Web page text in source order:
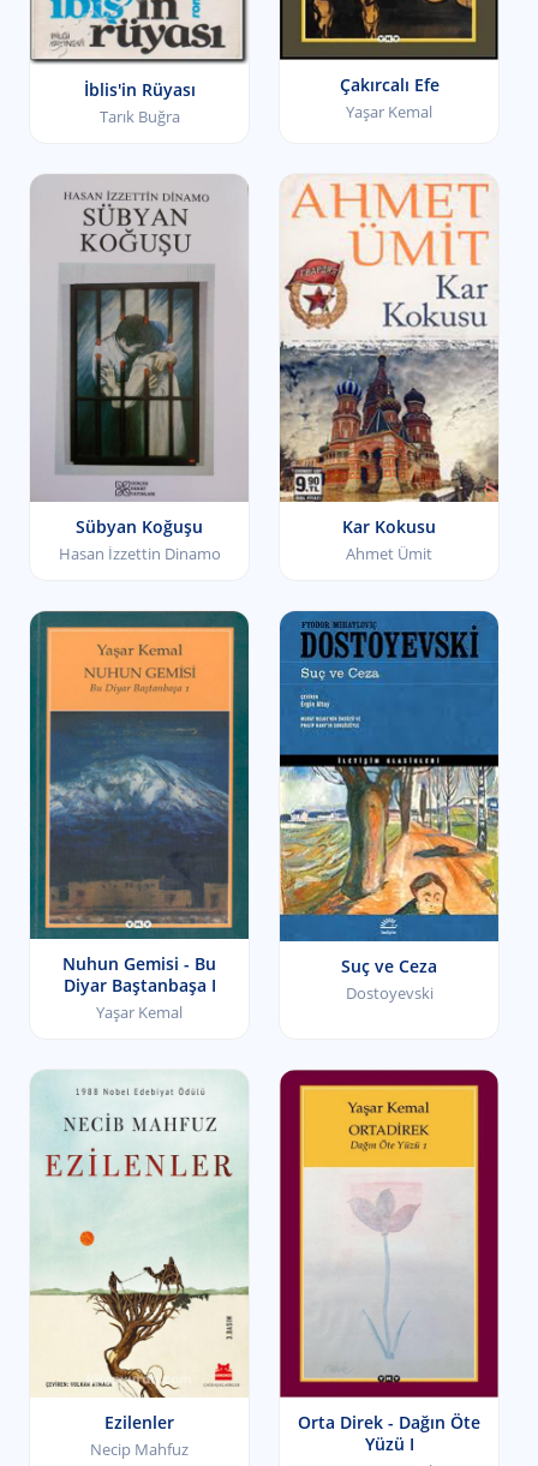
İblis'in Rüyası
Tarık Buğra
Çakırcalı Efe
Yaşar Kemal
Sübyan Koğuşu
Hasan İzzettin Dinamo
Kar Kokusu
Ahmet Ümit
Nuhun Gemisi - Bu
Diyar Baştanbaşa I
Yaşar Kemal
Suç ve Ceza
Dostoyevski
Ezilenler
Necip Mahfuz
Orta Direk - Dağın Öte
Yüzü I